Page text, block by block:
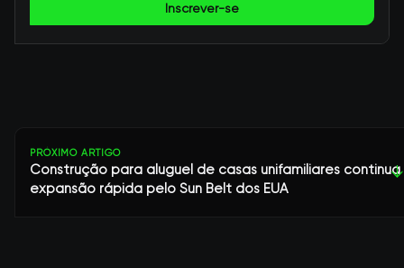
Inscrever-se
PRÓXIMO ARTIGO
Construção para aluguel de casas unifamiliares continua
expansão rápida pelo Sun Belt dos EUA
↓